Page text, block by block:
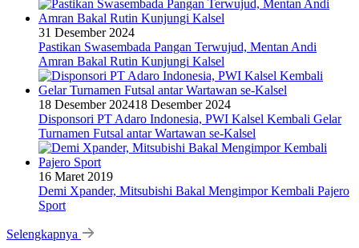
31 Desember 2024
Pastikan Swasembada Pangan Terwujud, Mentan Andi
Amran Bakal Rutin Kunjungi Kalsel
18 Desember 202418 Desember 2024
Disponsori PT Adaro Indonesia, PWI Kalsel Kembali Gelar
Turnamen Futsal antar Wartawan se-Kalsel
16 Maret 2019
Demi Xpander, Mitsubishi Bakal Mengimpor Kembali Pajero
Sport
Selengkapnya